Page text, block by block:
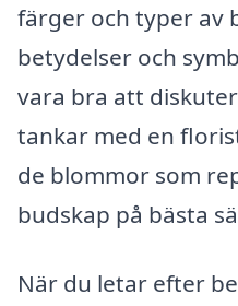
färger och typer av
betydelser och
vara bra att
tankar med en
de blommor som
budskap på bästa
När du letar efter